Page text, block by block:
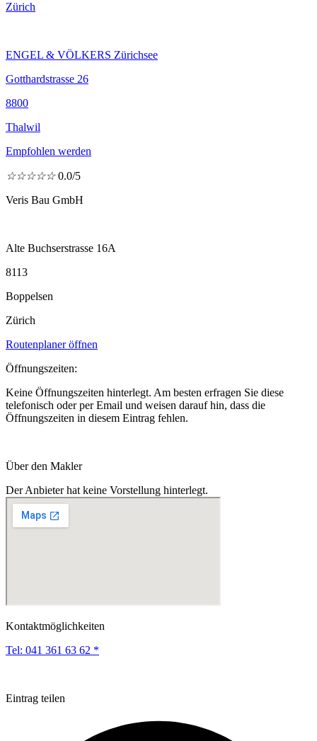
Zürich
ENGEL & VÖLKERS Zürichsee
Gotthardstrasse 26
8800
Thalwil
Empfohlen werden
☆☆☆☆☆ 0.0/5
Veris Bau GmbH
Alte Buchserstrasse 16A
8113
Boppelsen
Zürich
Routenplaner öffnen
Öffnungszeiten:
Keine Öffnungszeiten hinterlegt. Am besten erfragen Sie diese
telefonisch oder per Email und weisen darauf hin, dass die
Öffnungszeiten in diesem Eintrag fehlen.
Über den Makler
Der Anbieter hat keine Vorstellung hinterlegt.
Kontaktmöglichkeiten
Tel: 041 361 63 62 *
Eintrag teilen